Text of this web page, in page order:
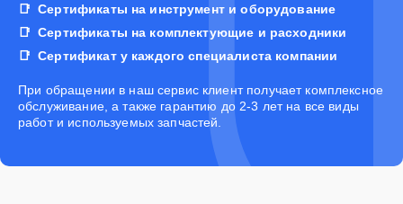
Сертификаты на инструмент и оборудование
Сертификаты на комплектующие и расходники
Сертификат у каждого специалиста компании
При обращении в наш сервис клиент получает комплексное
обслуживание, а также гарантию до 2-3 лет на все виды
работ и используемых запчастей.